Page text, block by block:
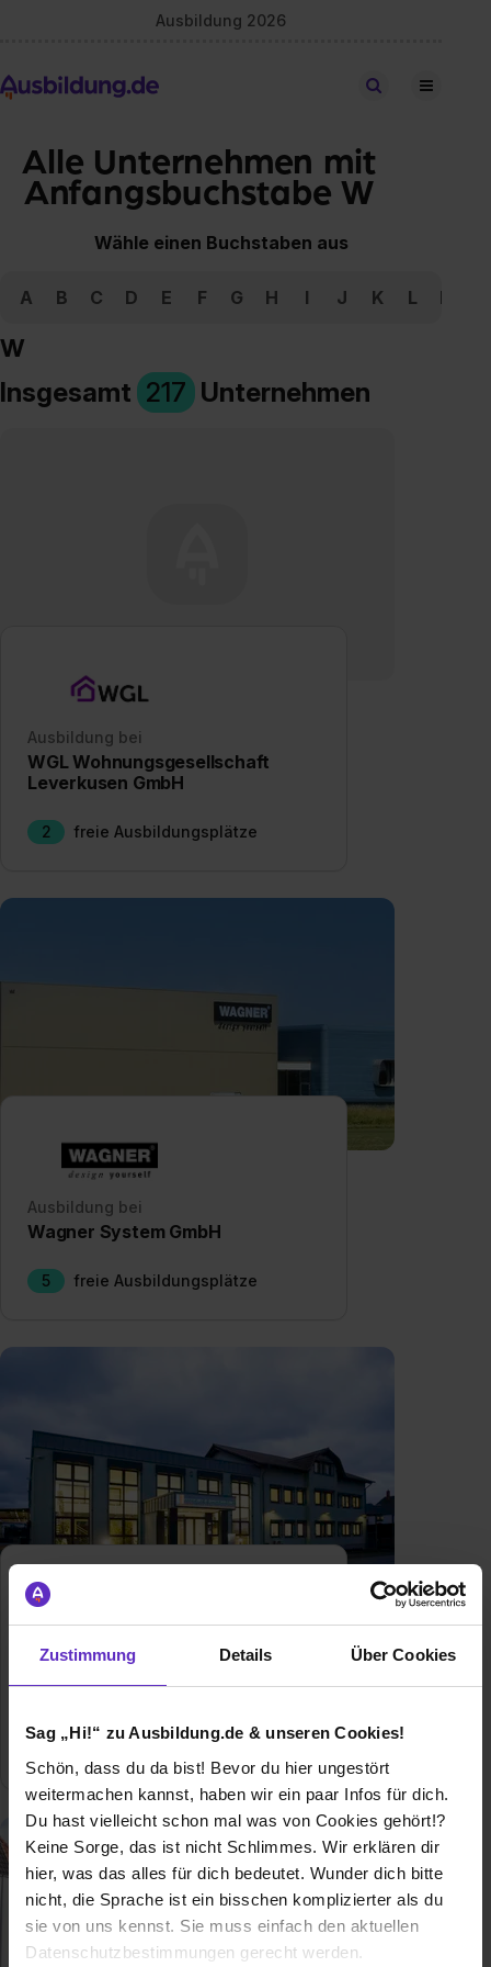
Zustimmung Details Über Cookies
Sag „Hi!“ zu Ausbildung.de & unseren Cookies!
Schön, dass du da bist! Bevor du hier ungestört
weitermachen kannst, haben wir ein paar Infos für dich.
Du hast vielleicht schon mal was von Cookies gehört!?
Keine Sorge, das ist nicht Schlimmes. Wir erklären dir
hier, was das alles für dich bedeutet. Wunder dich bitte
nicht, die Sprache ist ein bisschen komplizierter als du
sie von uns kennst. Sie muss einfach den aktuellen
Datenschutzbestimmungen gerecht werden.
Ausbildung 2026
Stellen finden
Alle Unternehmen mit
Anfangsbuchstabe W
Wähle einen Buchstaben aus
A B C D E F G H I J K L M
W
Insgesamt 217 Unternehmen
Ausbildung bei
WGL Wohnungsgesellschaft
Leverkusen GmbH
2 freie Ausbildungsplätze
Ausbildung bei
Wagner System GmbH
5 freie Ausbildungsplätze
Ausbildung bei
Wahlen & Schabbach